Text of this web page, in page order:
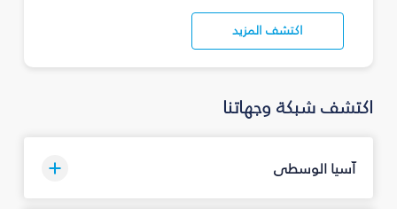
اكتشف المزيد
اكتشف شبكة وجهاتنا
آسيا الوسطى